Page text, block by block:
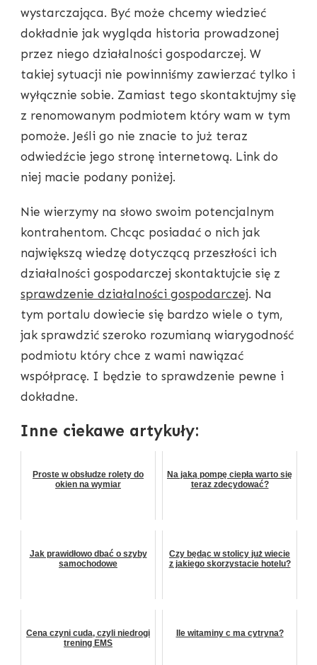
wystarczająca. Być może chcemy wiedzieć
dokładnie jak wygląda historia prowadzonej
przez niego działalności gospodarczej. W
takiej sytuacji nie powinniśmy zawierzać tylko i
wyłącznie sobie. Zamiast tego skontaktujmy się
z renomowanym podmiotem który wam w tym
pomoże. Jeśli go nie znacie to już teraz
odwiedźcie jego stronę internetową. Link do
niej macie podany poniżej.
Nie wierzymy na słowo swoim potencjalnym
kontrahentom. Chcąc posiadać o nich jak
największą wiedzę dotyczącą przeszłości ich
działalności gospodarczej skontaktujcie się z
sprawdzenie działalności gospodarczej. Na
tym portalu dowiecie się bardzo wiele o tym,
jak sprawdzić szeroko rozumianą wiarygodność
podmiotu który chce z wami nawiązać
współpracę. I będzie to sprawdzenie pewne i
dokładne.
Inne ciekawe artykuły:
Proste w obsłudze rolety do
okien na wymiar
Na jaką pompę ciepła warto się
teraz zdecydować?
Jak prawidłowo dbać o szyby
samochodowe
Czy będąc w stolicy już wiecie
z jakiego skorzystacie hotelu?
Cena czyni cuda, czyli niedrogi
trening EMS
Ile witaminy c ma cytryna?